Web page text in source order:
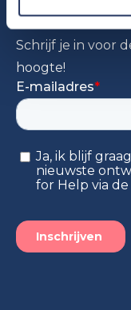
Schrijf je in voor
hoogte!